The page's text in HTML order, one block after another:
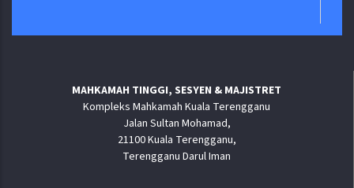
MAHKAMAH TINGGI, SESYEN & MAJISTRET
Kompleks Mahkamah Kuala Terengganu
Jalan Sultan Mohamad,
21100 Kuala Terengganu,
Terengganu Darul Iman